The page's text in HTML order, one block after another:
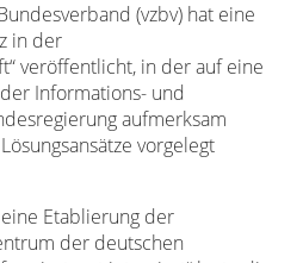
(vzbv) hat eine
in der
veröffentlicht, in der auf eine
Informations- und
aufmerksam
vorgelegt
Etablierung der
der deutschen